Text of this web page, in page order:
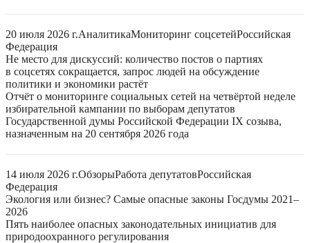
20 июля 2026 г.АналитикаМониторинг соцсетейРоссийская
Федерация
Не место для дискуссий: количество постов о партиях
в соцсетях сокращается, запрос людей на обсуждение
политики и экономики растёт
Отчёт о мониторинге социальных сетей на четвёртой неделе
избирательной кампании по выборам депутатов
Государственной думы Российской Федерации IX созыва,
назначенным на 20 сентября 2026 года
14 июля 2026 г.ОбзорыРабота депутатовРоссийская
Федерация
Экология или бизнес? Самые опасные законы Госдумы 2021–
2026
Пять наиболее опасных законодательных инициатив для
природоохранного регулирования